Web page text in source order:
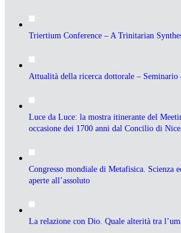
Triertium Conference – A Trinitarian
Attualità della ricerca dottorale – Seminario
Luce da Luce: la mostra itinerante del
occasione dei 1700 anni dal Concilio di
Congresso mondiale di Metafisica. Scienza
aperte all’assoluto
La relazione con Dio. Quale alterità tra